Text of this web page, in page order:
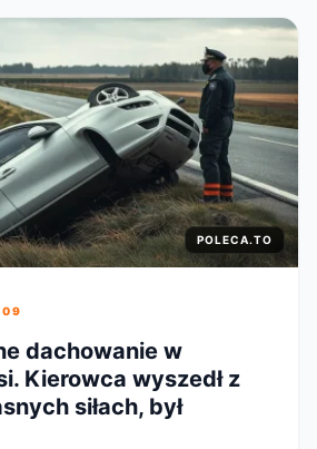
POLECA.TO
dachowanie w
Kierowca wyszedł z
siłach, był